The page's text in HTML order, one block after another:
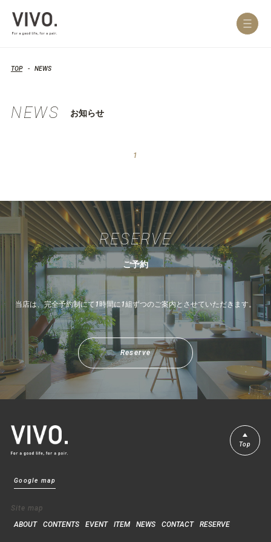
TOP NEWS
NEWS お知らせ
1
RESERVE
ご予約
当店は、完全予約制にて1時間に1組ずつのご案内とさせていただきます。
Reserve
Top
Google map
Site map
ABOUT
CONTENTS EVENT ITEM NEWS CONTACT RESERVE